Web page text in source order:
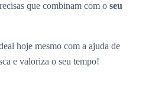
que combinam com o seu
hoje mesmo com a ajuda de
e valoriza o seu tempo!